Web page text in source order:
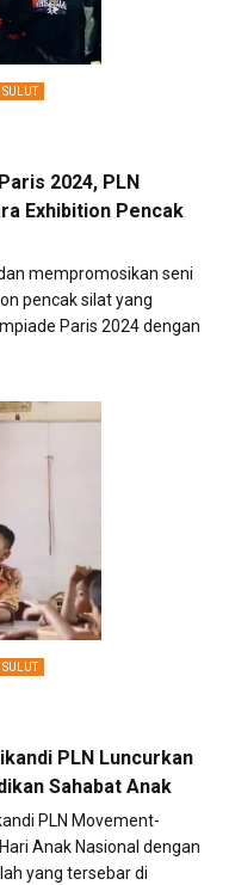
SULUT
2024, PLN
Exhibition Pencak
mempromosikan seni
pencak silat yang
Paris 2024 dengan
SULUT
PLN Luncurkan
Sahabat Anak
PLN Movement-
Anak Nasional dengan
yang tersebar di